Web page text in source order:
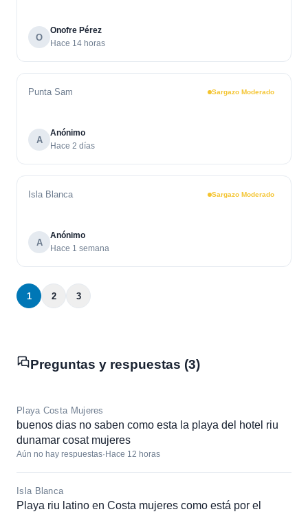
O
Onofre Pérez
Hace 14 horas
Punta Sam Sargazo Moderado
A
Anónimo
Hace 2 días
Isla Blanca Sargazo Moderado
A
Anónimo
Hace 1 semana
1 2 3
Preguntas y respuestas (3)
Playa Costa Mujeres
buenos dias no saben como esta la playa del hotel riu
dunamar cosat mujeres
Aún no hay respuestas· Hace 12 horas
Isla Blanca
Playa riu latino en Costa mujeres como está por el